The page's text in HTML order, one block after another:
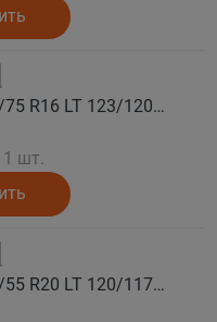
COMFORSER Автошина 265/75 R16 LT 123/120Q CF9000 R/T RWL 10PR лето
шт.
COMFORSER Автошина 275/55 R20 LT 120/117Q CF9000 R/T RWL 10PR лето